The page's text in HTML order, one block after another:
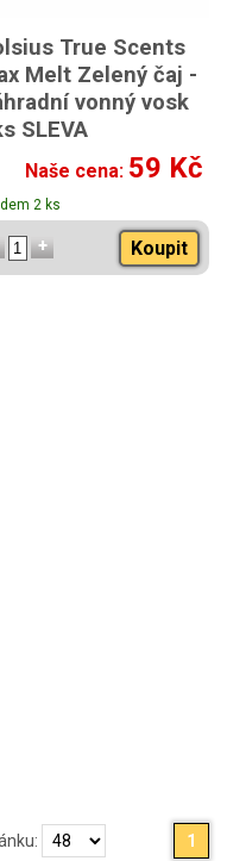
True Scents
Melt Zelený čaj -
vonný vosk
SLEVA
-30%
Naše cena: 59 Kč
2 ks
Koupit
1